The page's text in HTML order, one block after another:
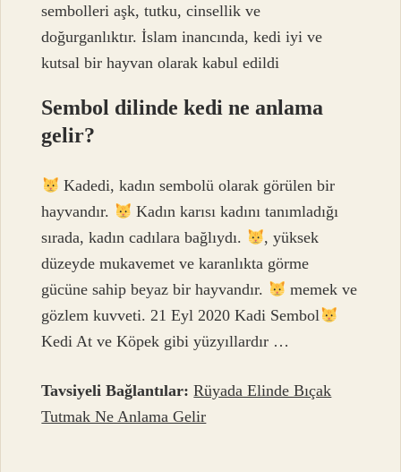
sembolleri aşk, tutku, cinsellik ve
doğurganlıktır. İslam inancında, kedi iyi ve
kutsal bir hayvan olarak kabul edildi
Sembol dilinde kedi ne anlama
gelir?
Kadedi, kadın sembolü olarak görülen bir
hayvandır.
Kadın karısı kadını tanımladığı
sırada, kadın cadılara bağlıydı.
, yüksek
düzeyde mukavemet ve karanlıkta görme
gücüne sahip beyaz bir hayvandır.
memek ve
gözlem kuvveti. 21 Eyl 2020 Kadi Sembol
Kedi At ve Köpek gibi yüzyıllardır …
Tavsiyeli Bağlantılar: Rüyada Elinde Bıçak
Tutmak Ne Anlama Gelir